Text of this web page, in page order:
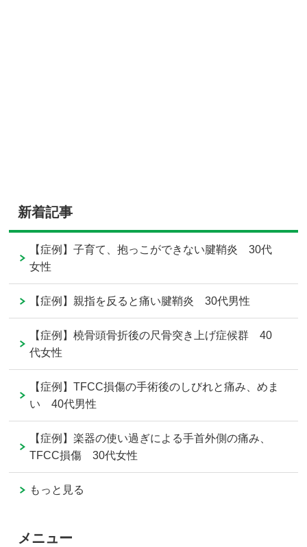
新着記事
【症例】子育て、抱っこができない腱鞘炎 30代
女性
【症例】親指を反ると痛い腱鞘炎 30代男性
【症例】橈骨頭骨折後の尺骨突き上げ症候群 40
代女性
【症例】TFCC損傷の手術後のしびれと痛み、めま
い 40代男性
【症例】楽器の使い過ぎによる手首外側の痛み、
TFCC損傷 30代女性
もっと見る
メニュー